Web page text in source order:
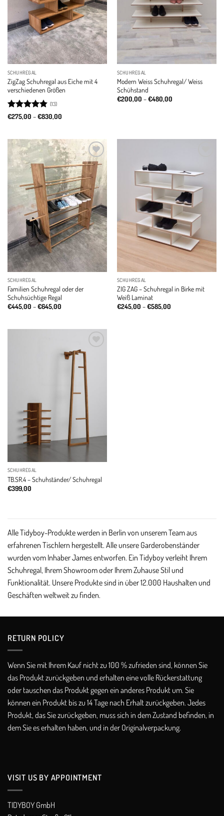
SCHUHREGAL
ZigZag Schuhregal aus Eiche mit 4
verschiedenen Größen
Rated4.85
(13)
€275,00 –€830,00Price
€830,00
SCHUHREGAL
Modern Weiss Schuhregal/ Weiss
Schühstand
€200,00 –€480,00Price
Add to
wishlist
SCHUHREGAL
Familien Schuhregal oder der
Schuhsüchtige Regal
€445,00 –€645,00Price
€645,00
wishlist
SCHUHREGAL
ZIG ZAG – Schuhregal in Birke mit
Weiß Laminat
€245,00 –€585,00Price
SCHUHREGAL
TB.SR.4 – Schuhständer/ Schuhregal
€399,00
Alle Tidyboy-Produkte werden in Berlin von unserem Team aus
erfahrenen Tischlern hergestellt. Alle unsere Garderobenständer
wurden vom Inhaber James entworfen. Ein Tidyboy verleiht Ihrem
Schuhregal, Ihrem Showroom oder Ihrem Zuhause Stil und
Funktionalität. Unsere Produkte sind in über 12.000 Haushalten und
Geschäften weltweit zu finden.
RETURN POLICY​
Wenn Sie mit Ihrem Kauf nicht zu 100 % zufrieden sind, können Sie
das Produkt zurückgeben und erhalten eine volle Rückerstattung
oder tauschen das Produkt gegen ein anderes Produkt um. Sie
können ein Produkt bis zu 14 Tage nach Erhalt zurückgeben. Jedes
Produkt, das Sie zurückgeben, muss sich in dem Zustand befinden, in
dem Sie es erhalten haben, und in der Originalverpackung.
VISIT US BY APPOINTMENT
TIDYBOY GmbH